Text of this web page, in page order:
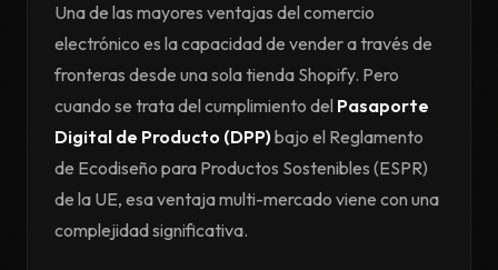
Una de las mayores ventajas del comercio
electrónico es la capacidad de vender a través de
fronteras desde una sola tienda Shopify. Pero
cuando se trata del cumplimiento del Pasaporte
Digital de Producto (DPP)bajo el Reglamento
de Ecodiseño para Productos Sostenibles (ESPR)
de la UE, esa ventaja multi-mercado viene con una
complejidad significativa.